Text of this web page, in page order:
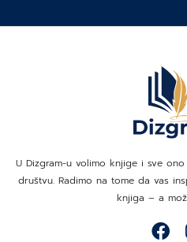
U Dizgram-u volimo knjige i sve
društvu. Radimo na tome da vas
knjiga – a
F